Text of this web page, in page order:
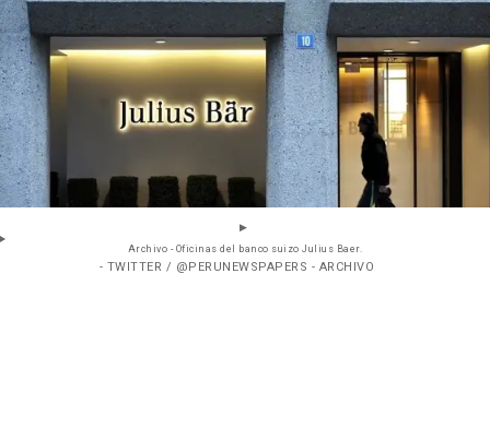
Archivo - Oficinas del banco suizo Julius Baer.
- TWITTER / @PERUNEWSPAPERS - ARCHIVO